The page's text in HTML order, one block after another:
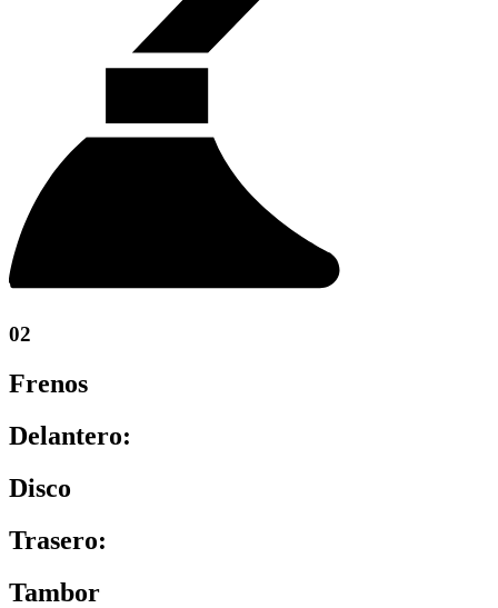
02
Frenos
Delantero:
Disco
Trasero:
Tambor